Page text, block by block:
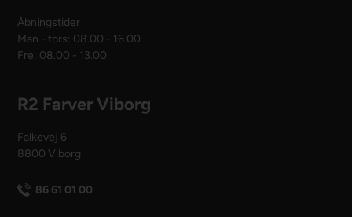
Åbningstider
Man - tors: 08.00 - 16.00
Fre: 08.00 - 13.00
R2 Farver Viborg
Falkevej 6
8800 Viborg
86 61 01 00